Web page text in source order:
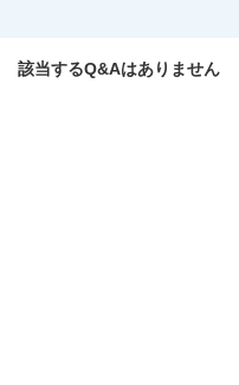
該当するQ&Aはありません